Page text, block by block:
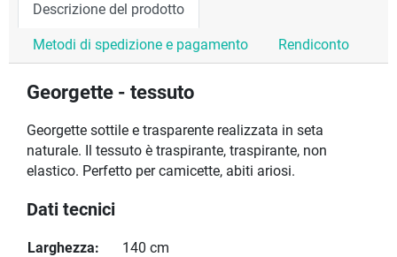
Descrizione del prodotto
Metodi di spedizione e pagamento Rendiconto
Georgette - tessuto
Georgette sottile e trasparente realizzata in seta
naturale. Il tessuto è traspirante, traspirante, non
elastico. Perfetto per camicette, abiti ariosi.
Dati tecnici
Larghezza:
140 cm